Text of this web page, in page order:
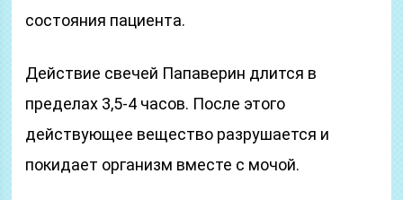
состояния пациента.
Действие свечей Папаверин длится в
пределах 3,5-4 часов. После этого
действующее вещество разрушается и
покидает организм вместе с мочой.